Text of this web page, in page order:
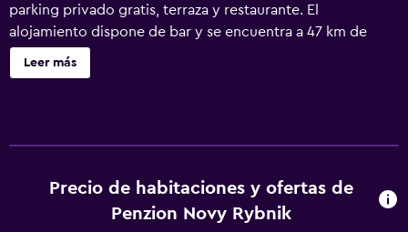
parking privado gratis, terraza y restaurante. El
alojamiento dispone de bar y se encuentra a 47 km de
Castillo de Praga. El hostal o pensión libre de humo cuenta
con wifi gratis en todo el alojamiento. En el hostal o
Nový Rybník ofrece desayuno buffet o continental. El
alojamiento ofrece zona de juegos infantil. Se puede jugar
Leer más
Precio de habitaciones y ofertas de
Penzion Novy Rybnik